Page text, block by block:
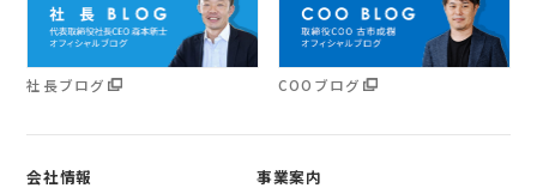
社長ブログ COOブログ
会社情報 事業案内